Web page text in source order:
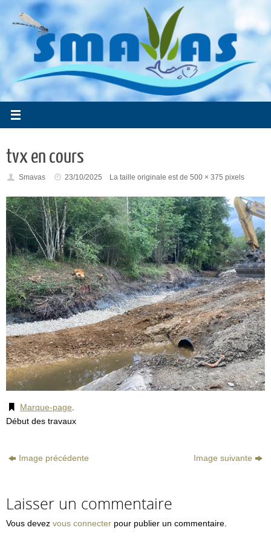
Passer
contenu
tvx en cours
Smavas 23/10/2025 La taille originale est de500 × 375 pixels
Marque-page
Début des travaux
Image précédente Image suivante
Laisser un commentaire
Vous devez vous connecter pour publier un commentaire.